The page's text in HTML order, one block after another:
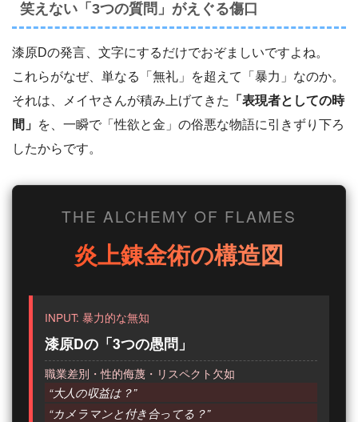
笑えない「3つの質問」がえぐる傷口
漆原Dの発言、文字にするだけでおぞましいですよね。
これらがなぜ、単なる「無礼」を超えて「暴力」なのか。
それは、メイヤさんが積み上げてきた
「表現者としての時
間」 を、一瞬で「性欲と金」の俗悪な物語に引きずり下ろ
したからです。
THE ALCHEMY OF FLAMES
炎上錬金術の構造図
INPUT: 暴力的な無知
漆原Dの「3つの愚問」
職業差別・性的侮蔑・リスペクト欠如
“大人の収益は？”
“カメラマンと付き合ってる？”